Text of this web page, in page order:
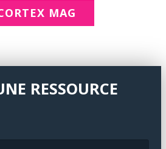
MAG
RESSOURCE